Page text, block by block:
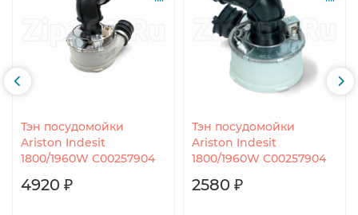
Тэн посудомойки
Ariston Indesit
1800/1960W C00257904
4920 ₽
Тэн посудомойки
Ariston Indesit
1800/1960W C00257904
2580 ₽